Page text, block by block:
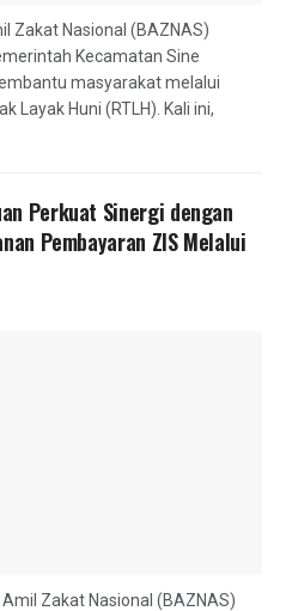
Zakat Nasional (BAZNAS)
Kecamatan Sine
masyarakat melalui
Layak Huni (RTLH). Kali ini,
Perkuat Sinergi dengan
Pembayaran ZIS Melalui
Zakat Nasional (BAZNAS)